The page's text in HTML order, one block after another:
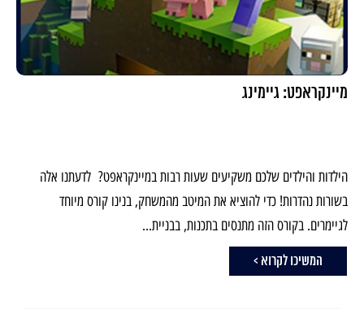
מיינקראפט: גיימינג
הילדות והילדים שלכם משקיעים שעות רבות במיינקראפט? לדעתנו אלה
בשורות נהדרות! כדי להוציא את המיטב מהמשחק, בנינו קורס מיוחד
לגיימרים. בקורס הזה מתנסים בתכנות, בבניית...
המשיכו לקרוא >